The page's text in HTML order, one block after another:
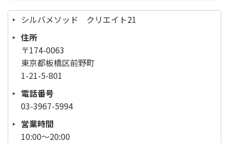
シルバメソッド クリエイト21
住所
〒174-0063
東京都板橋区前野町
1-21-5-801
電話番号
03-3967-5994
営業時間
10:00～20:00